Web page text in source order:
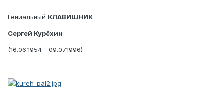
Гениальный КЛАВИШНИК
Сергей Курёхин
(16.06.1954 - 09.07.1996)